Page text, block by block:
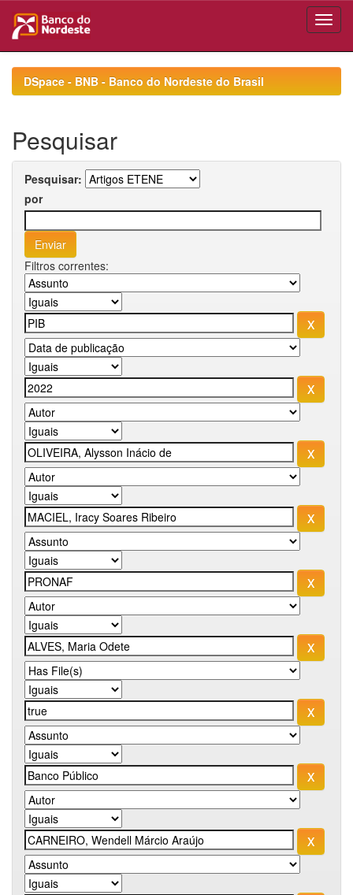
navigationDSpace - BNB - Banco do Nordeste do Brasil
Pesquisar
Pesquisar:
por
Filtros correntes: